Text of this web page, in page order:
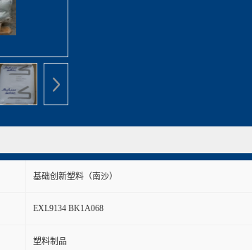
基础创新塑料（南沙）
EXL9134 BK1A068
塑料制品